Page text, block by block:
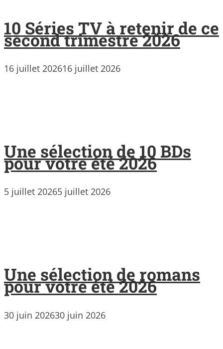
10 Séries TV à retenir de ce
second trimestre 2026
16 juillet 202616 juillet 2026
Une sélection de 10 BDs
pour votre été 2026
5 juillet 20265 juillet 2026
Une sélection de romans
pour votre été 2026
30 juin 202630 juin 2026